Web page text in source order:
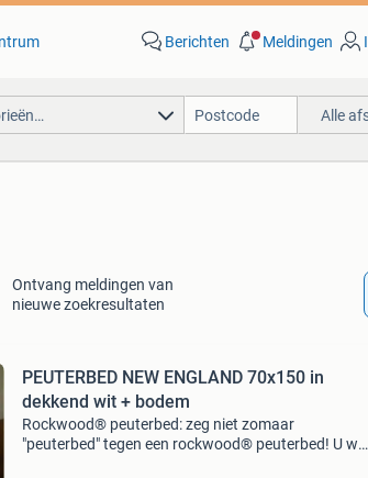
Berichten Meldingen
Alle
Ontvang meldingen van
nieuwe zoekresultaten
PEUTERBED NEW ENGLAND 70x150 in
dekkend wit + bodem
Rockwood® peuterbed: zeg niet zomaar
"peuterbed" tegen een rockwood® peuterbed! U wilt